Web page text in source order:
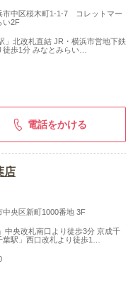
市中区桜木町1-1-7 コレットマー
い2F
」北改札直結 JR・横浜市営地下鉄
徒歩1分 みなとみらい…
電話をかける
店
中央区新町1000番地 3F
中央改札南口より徒歩3分 京成千
葉駅」西口改札より徒歩1…